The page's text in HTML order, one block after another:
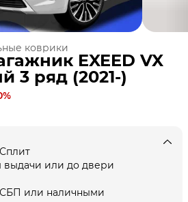
коврики
EXEED VX
3 ряд (2021-)
%
выдачи или до двери
или наличными